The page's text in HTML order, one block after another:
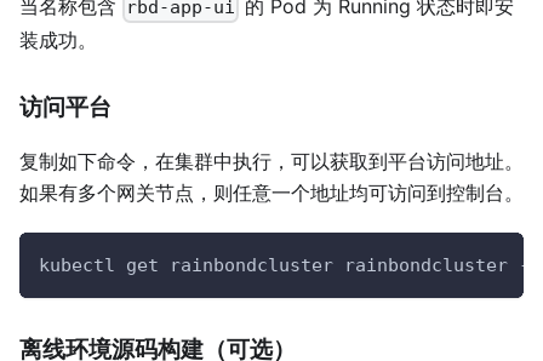
当名称包含 rbd-app-ui 的 Pod 为 Running 状态时即安
装成功。
访问平台
复制如下命令，在集群中执行，可以获取到平台访问地址。
如果有多个网关节点，则任意一个地址均可访问到控制台。
kubectl get rainbondcluster rainbondcluster -n
离线环境源码构建（可选）